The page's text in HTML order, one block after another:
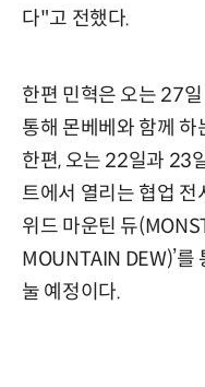
다"고 전했다.
한편 민혁은 오는 27
통해 몬베베와 함께
한편, 오는 22일과 23
트에서 열리는 협업 전
위드 마운틴 듀
MOUNTAIN DEW)’를
눌 예정이다.